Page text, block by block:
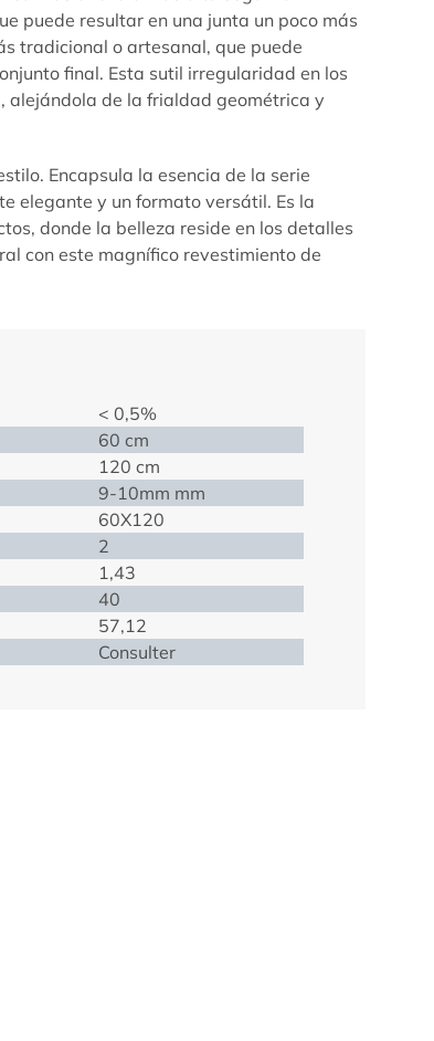
puede resultar en una junta un poco más
tradicional o artesanal, que puede
final. Esta sutil irregularidad en los
alejándola de la frialdad geométrica y
Encapsula la esencia de la serie
elegante y un formato versátil. Es la
donde la belleza reside en los detalles
con este magnífico revestimiento de
< 0,5%
60 cm
120 cm
9-10mm mm
60X120
2
1,43
40
57,12
Consulter